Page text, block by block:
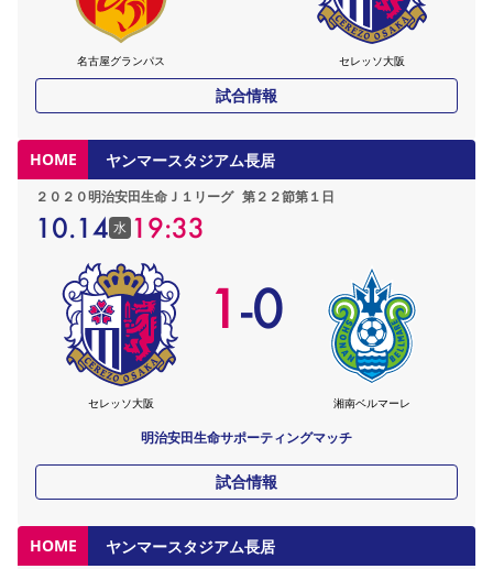
名古屋グランパス セレッソ大阪
試合情報
HOME ヤンマースタジアム長居
２０２０明治安田生命Ｊ１リーグ 第２２節第１日
10.14 水 19:33
セレッソ大阪
1-0
湘南ベルマーレ
明治安田生命サポーティングマッチ
試合情報
HOME ヤンマースタジアム長居